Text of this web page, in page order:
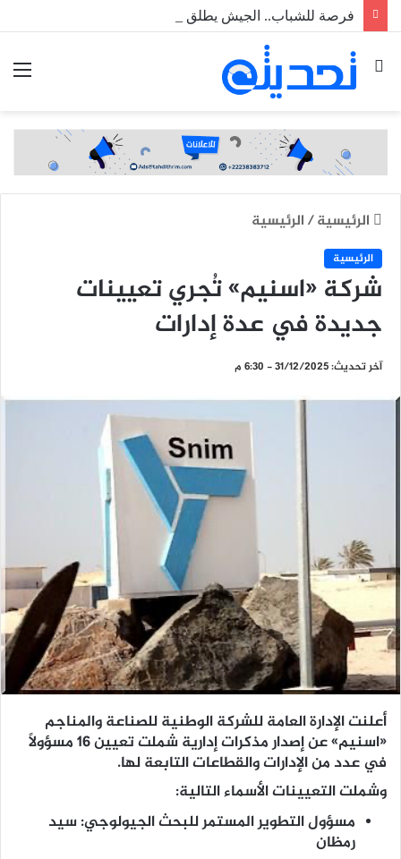
بحث
عن
الرئيسية/الرئيسية
الرئيسية
شركة «اسنيم» تُجري تعيينات
جديدة في عدة إدارات
آخر تحديث: 31/12/2025 - 6:30 م
أعلنت الإدارة العامة للشركة الوطنية للصناعة والمناجم
«اسنيم» عن إصدار مذكرات إدارية شملت تعيين 16 مسؤولًا
في عدد من الإدارات والقطاعات التابعة لها.
وشملت التعيينات الأسماء التالية:
مسؤول التطوير المستمر للبحث الجيولوجي: سيد
رمظان